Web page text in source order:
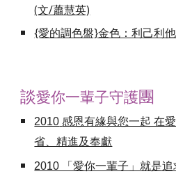
(文/蕭慧英)
{愛的調色盤}金色：利己利
談愛你一輩子守護團
2010 感恩有緣與您一起 在
省、精進及奉獻
2010 「愛你一輩子」就是